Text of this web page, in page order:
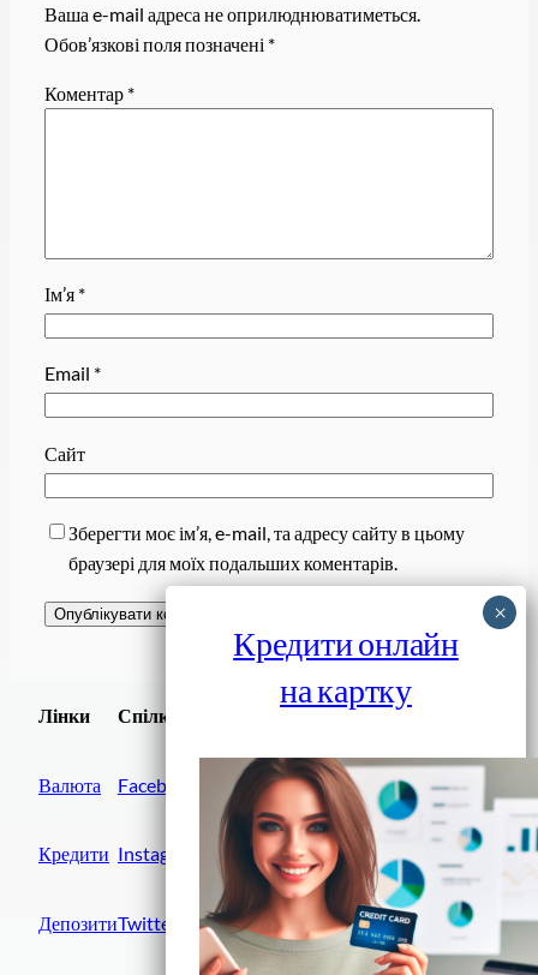
Ваша e-mail адреса не оприлюднюватиметься.
Обов’язкові поля позначені *
Коментар *
Ім’я *
Email *
Сайт
Зберегти моє ім’я, e-mail, та адресу сайту в цьому
браузері для моїх подальших коментарів.
Лінки
Валюта
Кредити
Депозити
Спілки
Facebook
Instagram
Twitter
Завантажити
Кредити онлайн
на картку